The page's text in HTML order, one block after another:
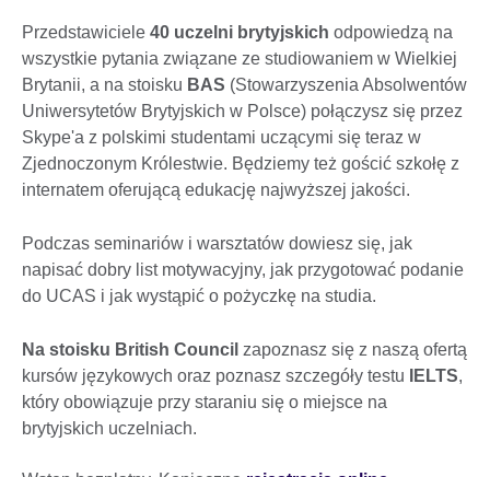
Przedstawiciele 40 uczelni brytyjskich odpowiedzą na
wszystkie pytania związane ze studiowaniem w Wielkiej
Brytanii, a na stoisku BAS (Stowarzyszenia Absolwentów
Uniwersytetów Brytyjskich w Polsce) połączysz się przez
Skype'a z polskimi studentami uczącymi się teraz w
Zjednoczonym Królestwie. Będziemy też gościć szkołę z
internatem oferującą edukację najwyższej jakości.
Podczas seminariów i warsztatów dowiesz się, jak
napisać dobry list motywacyjny, jak przygotować podanie
do UCAS i jak wystąpić o pożyczkę na studia.
Na stoisku British Council zapoznasz się z naszą ofertą
kursów językowych oraz poznasz szczegóły testu
IELTS,
który obowiązuje przy staraniu się o miejsce na
brytyjskich uczelniach.